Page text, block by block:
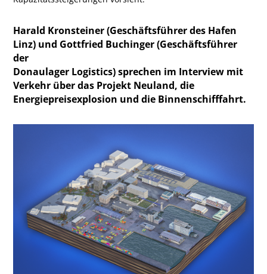
Harald Kronsteiner (Geschäftsführer des Hafen
Linz) und Gottfried Buchinger (Geschäftsführer
der
Donaulager Logistics) sprechen im Interview mit
Verkehr über das Projekt Neuland, die
Energiepreisexplosion und die Binnenschifffahrt.